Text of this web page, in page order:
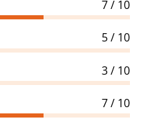
7 / 10
5 / 10
3 / 10
7 / 10